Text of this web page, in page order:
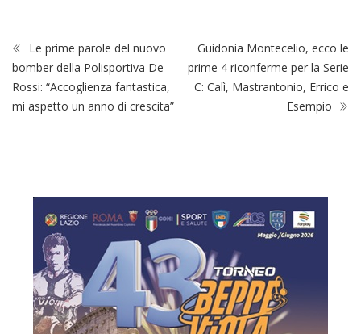
Le prime parole del nuovo
bomber della Polisportiva De
Rossi: “Accoglienza fantastica,
mi aspetto un anno di crescita”
Guidonia Montecelio, ecco le
prime 4 riconferme per la Serie
C: Calì, Mastrantonio, Errico e
Esempio